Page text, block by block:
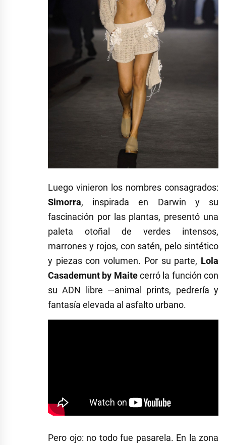
Luego vinieron los nombres consagrados:
Simorra, inspirada en Darwin y su
fascinación por las plantas, presentó una
paleta otoñal de verdes intensos,
marrones y rojos, con satén, pelo sintético
y piezas con volumen. Por su parte, Lola
Casademunt by Maitecerró la función con
su ADN libre —animal prints, pedrería y
fantasía elevada al asfalto urbano.
Pero ojo: no todo fue pasarela. En la zona